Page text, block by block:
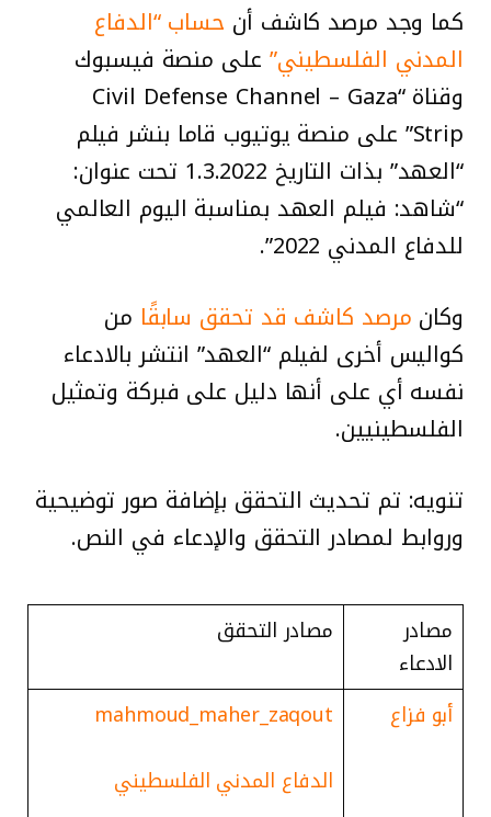
كما وجد مرصد كاشف أن حساب “الدفاع
المدني الفلسطيني” على منصة فيسبوك
وقناة “Civil Defense Channel – Gaza
Strip” على منصة يوتيوب قاما بنشر فيلم
“العهد” بذات التاريخ 1.3.2022 تحت عنوان:
“شاهد: فيلم العهد بمناسبة اليوم العالمي
للدفاع المدني 2022”.
وكان مرصد كاشف قد تحقق سابقًا من
كواليس أخرى لفيلم “العهد” انتشر بالادعاء
نفسه أي على أنها دليل على فبركة وتمثيل
الفلسطينيين.
تنويه: تم تحديث التحقق بإضافة صور توضيحية
وروابط لمصادر التحقق والإدعاء في النص.
مصادر
الادعاء
مصادر التحقق
أبو فزاع
mahmoud_maher_zaqout
الدفاع المدني الفلسطيني